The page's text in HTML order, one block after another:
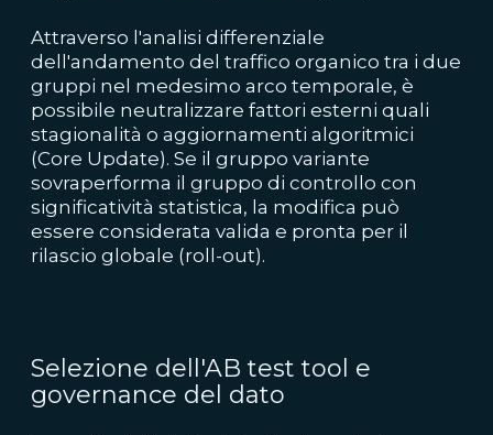
Attraverso l'analisi differenziale
dell'andamento del traffico organico tra i due
gruppi nel medesimo arco temporale, è
possibile neutralizzare fattori esterni quali
stagionalità o aggiornamenti algoritmici
(Core Update). Se il gruppo variante
sovraperforma il gruppo di controllo con
significatività statistica, la modifica può
essere considerata valida e pronta per il
rilascio globale (roll-out).
Selezione dell'AB test tool e
governance del dato